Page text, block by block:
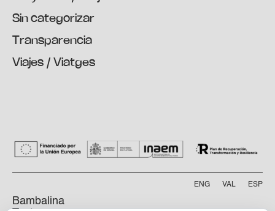
Sin categorizar
Transparencia
Viajes / Viatges
ENG VAL ESP
Bambalina